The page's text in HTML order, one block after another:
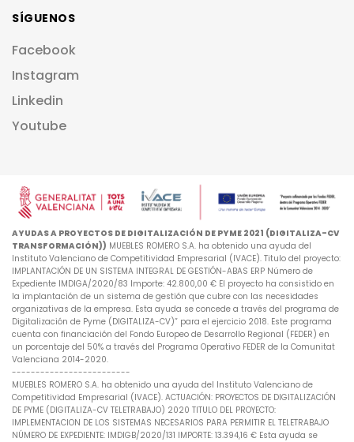
SÍGUENOS
Facebook
Instagram
Linkedin
Youtube
AYUDAS A PROYECTOS DE DIGITALIZACIÓN DE PYME 2021 (DIGITALIZA-CV
TRANSFORMACIÓN)) MUEBLES ROMERO S.A. ha obtenido una ayuda del
Instituto Valenciano de Competitividad Empresarial (IVACE). Titulo del proyecto:
IMPLANTACIÓN DE UN SISTEMA INTEGRAL DE GESTIÓN-ABAS ERP Número de
Expediente IMDIGA/2020/83 Importe: 42.800,00 € El proyecto ha consistido en
la implantación de un sistema de gestión que cubre con las necesidades
organizativas de la empresa. Esta ayuda se concede a través del programa de
Digitalización de Pyme (DIGITALIZA-CV)” para el ejercicio 2018. Este programa
cuenta con financiación del Fondo Europeo de Desarrollo Regional (FEDER) en
un porcentaje del 50% a través del Programa Operativo FEDER de la Comunitat
Valenciana 2014-2020.
-------------------------
MUEBLES ROMERO S.A. ha obtenido una ayuda del Instituto Valenciano de
Competitividad Empresarial (IVACE). ACTUACIÓN: PROYECTOS DE DIGITALIZACIÓN
DE PYME (DIGITALIZA-CV TELETRABAJO) 2020 TITULO DEL PROYECTO:
IMPLEMENTACION DE LOS SISTEMAS NECESARIOS PARA PERMITIR EL TELETRABAJO
NÚMERO DE EXPEDIENTE: IMDIGB/2020/131 IMPORTE: 13.394,16 € Esta ayuda se